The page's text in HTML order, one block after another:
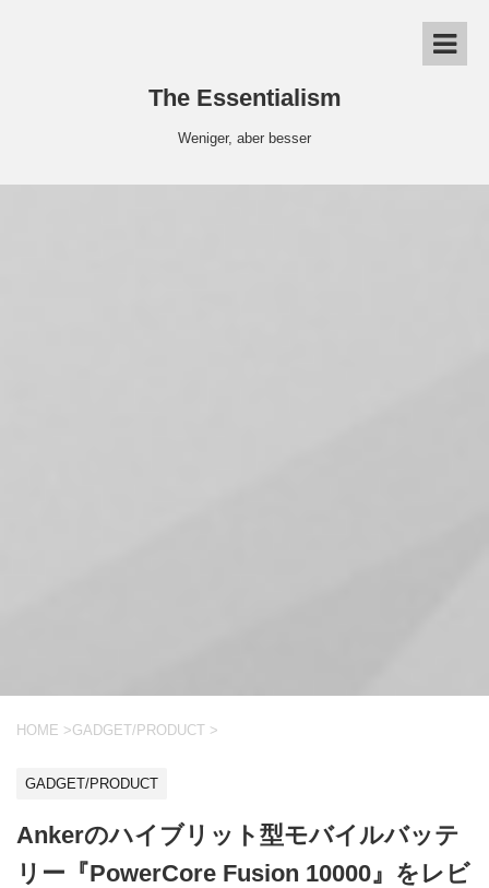
The Essentialism
Weniger, aber besser
HOME >GADGET/PRODUCT >
GADGET/PRODUCT
Ankerのハイブリット型モバイルバッテ
リー『PowerCore Fusion 10000』をレビ